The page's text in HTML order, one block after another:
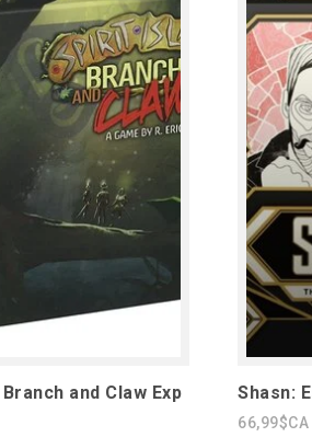
and Claw Exp Shasn:
66,99$CA